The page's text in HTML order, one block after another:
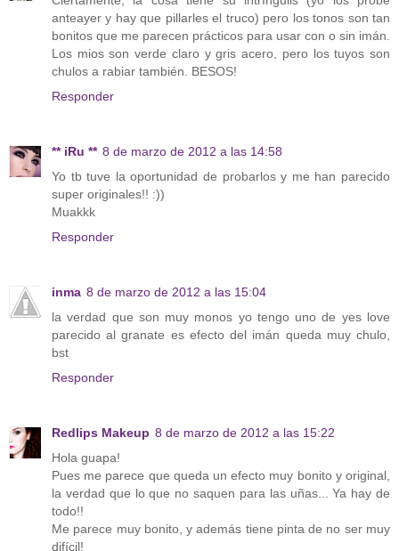
anteayer y hay que pillarles el truco) pero los tonos son tan
bonitos que me parecen prácticos para usar con o sin imán.
Los mios son verde claro y gris acero, pero los tuyos son
chulos a rabiar también. BESOS!
Responder
** iRu ** 8 de marzo de 2012 a las 14:58
Yo tb tuve la oportunidad de probarlos y me han parecido
super originales!! :))
Muakkk
Responder
inma 8 de marzo de 2012 a las 15:04
la verdad que son muy monos yo tengo uno de yes love
parecido al granate es efecto del imán queda muy chulo,
bst
Responder
Redlips Makeup 8 de marzo de 2012 a las 15:22
Hola guapa!
Pues me parece que queda un efecto muy bonito y original,
la verdad que lo que no saquen para las uñas... Ya hay de
todo!!
Me parece muy bonito, y además tiene pinta de no ser muy
difícil!